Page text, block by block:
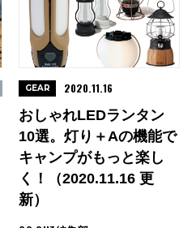
おしゃれLEDランタン
10選。灯り＋αの機能で
キャンプがもっと楽し
く！（2020.11.16 更
新）
GEAR 2020.11.16